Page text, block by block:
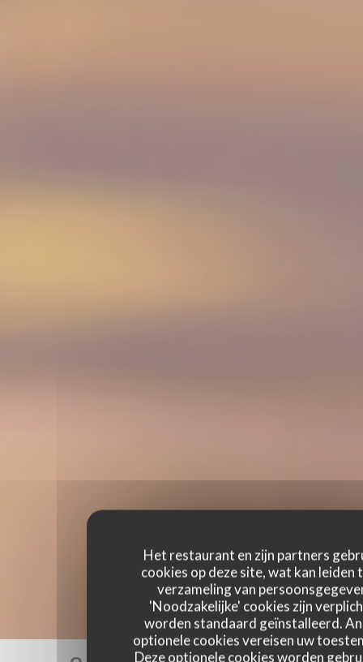
Het restaurant en zijn partners
cookies op deze site, wat kan leiden
verzameling van
'Noodzakelijke' cookies zijn
worden standaard geïnstalleerd.
optionele cookies vereisen uw
Deze optionele cookies worden